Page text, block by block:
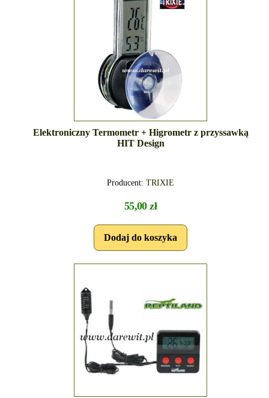
Elektroniczny Termometr + Higrometr z przyssawką
HIT Design
Producent: TRIXIE
55,00 zł